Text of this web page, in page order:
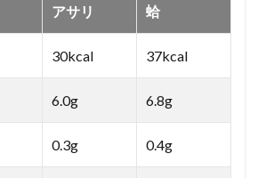
アサリ 蛤
30kcal 37kcal
6.0g 6.8g
0.3g 0.4g